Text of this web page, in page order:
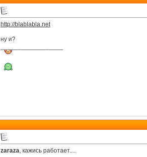
http://blablabla.net
ну и?
zaraza, кажись работает....